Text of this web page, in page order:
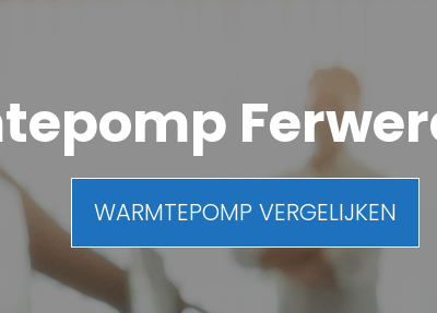
WARMTEPOMP VERGELIJKEN